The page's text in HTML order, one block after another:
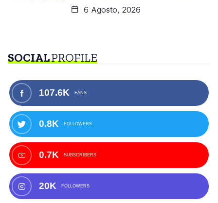
6 Agosto, 2026
SOCIALPROFILE
107.6K FANS
0.8K FOLLOWERS
0.7K SUBSCRIBERS
20K FOLLOWERS